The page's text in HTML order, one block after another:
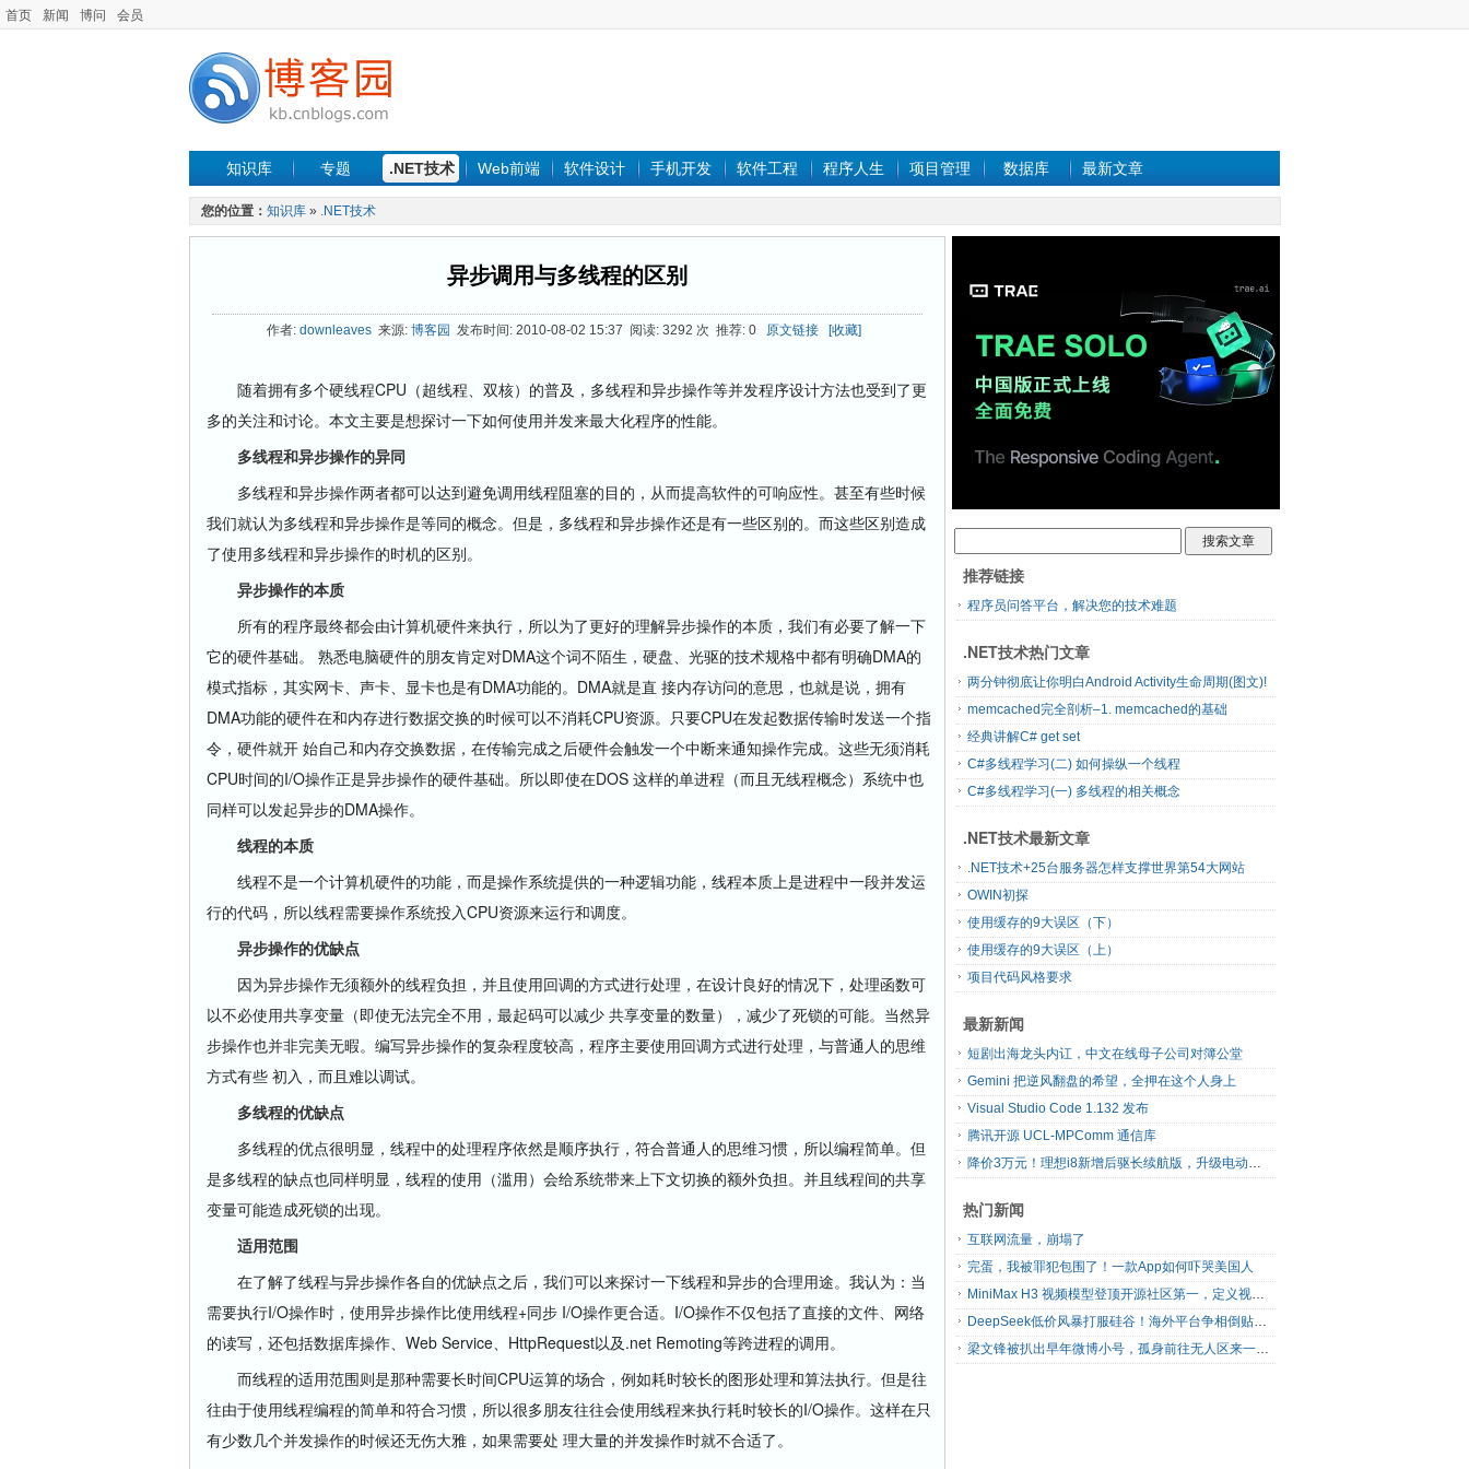
首页 新闻 博问 会员
知识库 专题 .NET技术 Web前端 软件设计 手机开发 软件工程 程序人生 项目管理 数据库 最新文章
您的位置： 知识库 » .NET技术
异步调用与多线程的区别
作者: downleaves 来源: 博客园 发布时间: 2010-08-02 15:37 阅读: 3292 次 推荐: 0 原文链接 [收藏]
随着拥有多个硬线程CPU（超线程、双核）的普及，多线程和异步操作等并发程序设计方法也受到了更
多的关注和讨论。本文主要是想探讨一下如何使用并发来最大化程序的性能。
多线程和异步操作的异同
多线程和异步操作两者都可以达到避免调用线程阻塞的目的，从而提高软件的可响应性。甚至有些时候
我们就认为多线程和异步操作是等同的概念。但是，多线程和异步操作还是有一些区别的。而这些区别造成
了使用多线程和异步操作的时机的区别。
异步操作的本质
所有的程序最终都会由计算机硬件来执行，所以为了更好的理解异步操作的本质，我们有必要了解一下
它的硬件基础。 熟悉电脑硬件的朋友肯定对DMA这个词不陌生，硬盘、光驱的技术规格中都有明确DMA的
模式指标，其实网卡、声卡、显卡也是有DMA功能的。DMA就是直 接内存访问的意思，也就是说，拥有
DMA功能的硬件在和内存进行数据交换的时候可以不消耗CPU资源。只要CPU在发起数据传输时发送一个指
令，硬件就开 始自己和内存交换数据，在传输完成之后硬件会触发一个中断来通知操作完成。这些无须消耗
CPU时间的I/O操作正是异步操作的硬件基础。所以即使在DOS 这样的单进程（而且无线程概念）系统中也
同样可以发起异步的DMA操作。
线程的本质
线程不是一个计算机硬件的功能，而是操作系统提供的一种逻辑功能，线程本质上是进程中一段并发运
行的代码，所以线程需要操作系统投入CPU资源来运行和调度。
异步操作的优缺点
因为异步操作无须额外的线程负担，并且使用回调的方式进行处理，在设计良好的情况下，处理函数可
以不必使用共享变量（即使无法完全不用，最起码可以减少 共享变量的数量），减少了死锁的可能。当然异
步操作也并非完美无暇。编写异步操作的复杂程度较高，程序主要使用回调方式进行处理，与普通人的思维
方式有些 初入，而且难以调试。
多线程的优缺点
多线程的优点很明显，线程中的处理程序依然是顺序执行，符合普通人的思维习惯，所以编程简单。但
是多线程的缺点也同样明显，线程的使用（滥用）会给系统带来上下文切换的额外负担。并且线程间的共享
变量可能造成死锁的出现。
适用范围
在了解了线程与异步操作各自的优缺点之后，我们可以来探讨一下线程和异步的合理用途。我认为：当
需要执行I/O操作时，使用异步操作比使用线程+同步 I/O操作更合适。I/O操作不仅包括了直接的文件、网络
的读写，还包括数据库操作、Web Service、HttpRequest以及.net Remoting等跨进程的调用。
而线程的适用范围则是那种需要长时间CPU运算的场合，例如耗时较长的图形处理和算法执行。但是往
往由于使用线程编程的简单和符合习惯，所以很多朋友往往会使用线程来执行耗时较长的I/O操作。这样在只
有少数几个并发操作的时候还无伤大雅，如果需要处 理大量的并发操作时就不合适了。
推荐链接
程序员问答平台，解决您的技术难题
.NET技术热门文章
两分钟彻底让你明白Android Activity生命周期(图文)!
memcached完全剖析–1. memcached的基础
经典讲解C# get set
C#多线程学习(二) 如何操纵一个线程
C#多线程学习(一) 多线程的相关概念
.NET技术最新文章
.NET技术+25台服务器怎样支撑世界第54大网站
OWIN初探
使用缓存的9大误区（下）
使用缓存的9大误区（上）
项目代码风格要求
最新新闻
短剧出海龙头内讧，中文在线母子公司对簿公堂
Gemini 把逆风翻盘的希望，全押在这个人身上
Visual Studio Code 1.132 发布
腾讯开源 UCL-MPComm 通信库
降价3万元！理想i8新增后驱长续航版，升级电动前备箱
热门新闻
互联网流量，崩塌了
完蛋，我被罪犯包围了！一款App如何吓哭美国人
MiniMax H3 视频模型登顶开源社区第一，定义视频模型领域“斩杀线”
DeepSeek低价风暴打服硅谷！海外平台争相倒贴V4 Flash
梁文锋被扒出早年微博小号，孤身前往无人区来一场相当 deep 的 seek 旅行